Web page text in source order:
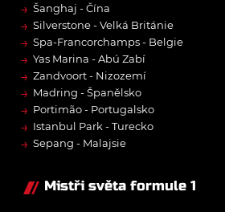
→ Šanghaj - Čína
→ Silverstone - Velká Británie
→ Spa-Francorchamps - Belgie
→ Yas Marina - Abú Zabí
→ Zandvoort - Nizozemí
→ Madring - Španělsko
→ Portimão - Portugalsko
→ Istanbul Park - Turecko
→ Sepang - Malajsie
Mistři světa formule 1